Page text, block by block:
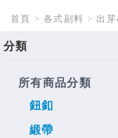
首頁 > 各式副料 > 出
分類
所有商品分類
鈕釦
緞帶